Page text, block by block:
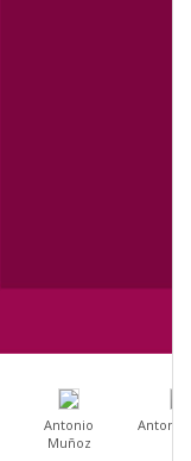
Antonio
Muñoz
Antonio